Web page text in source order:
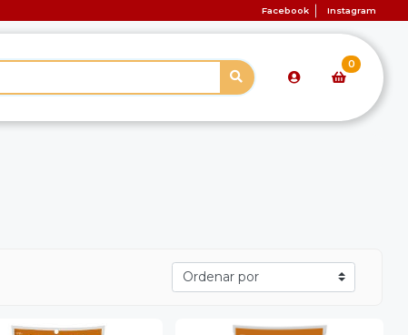
Facebook Instagram
0